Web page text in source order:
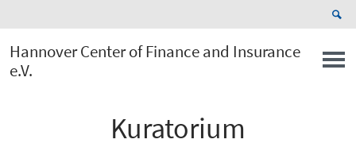
Hannover Center of Finance and Insurance
e.V.
Kuratorium